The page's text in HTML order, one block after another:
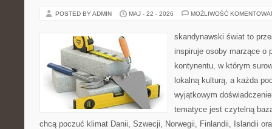
POSTED BY ADMIN MAJ - 22 - 2026 MOŻLIWOŚĆ
skandynawski świat to
inspiruje osoby marzące o
kontynentu, w którym
lokalną kulturą, a każda
wyjątkowym
tematyce jest czytelną
chcą poczuć klimat Danii, Szwecji, Norwegii, Finlandii, Islandii